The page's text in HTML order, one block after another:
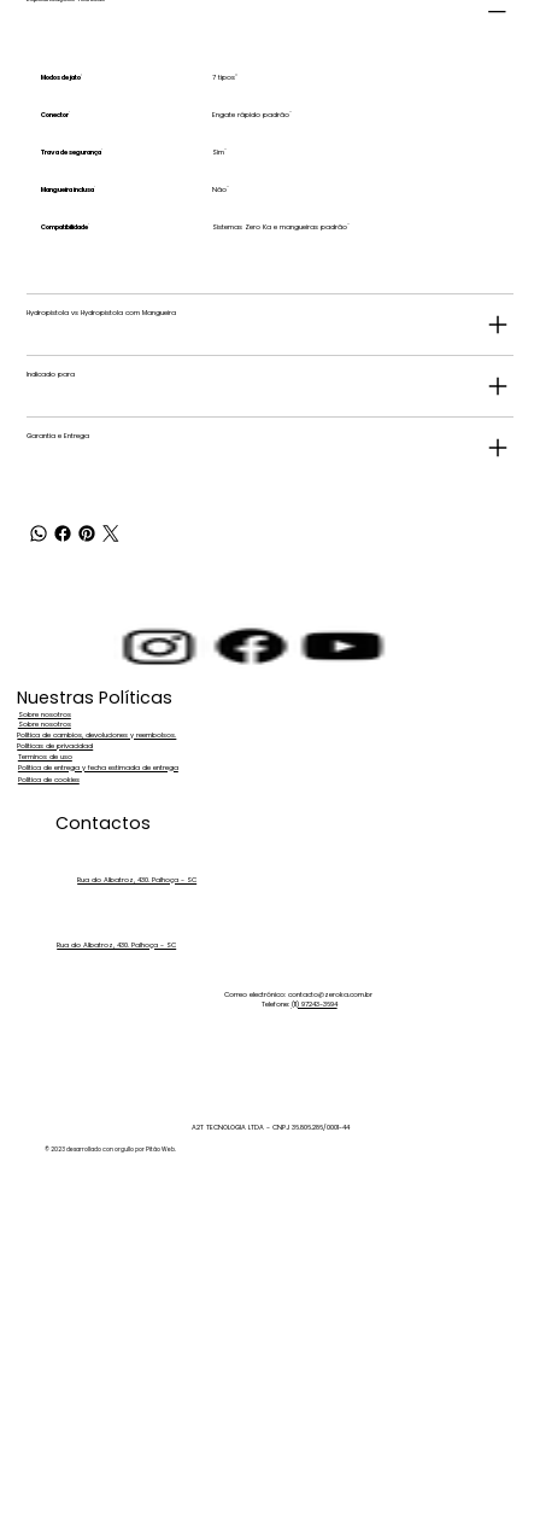
Modos de jato 7 tipos
Conector Engate rápido padrão
Trava de segurança Sim
Mangueira inclusa Não
Compatibilidade Sistemas Zero Ka e mangueiras padrão
Hydropistola vs Hydropistola com Mangueira
Indicado para
Garantia e Entrega
A2T TECNOLOGIA LTDA - CNPJ 36.806.286/0001-44
© 2023 desarrollado con orgullo por Pitão Web.
Nuestras Políticas
Sobre nosotros
Sobre nosotros
Política de cambios, devoluciones y reembolsos.
Políticas de privacidad
Política de entrega y fecha estimada de entrega
Política de cookies
Terminos de uso
Contactos
Rua do Albatroz, 430. Palhoça - SC
Rua do Albatroz, 430. Palhoça - SC
Correo electrónico:contacto@zeroka.com.br
Telefone: (11) 97243-3694